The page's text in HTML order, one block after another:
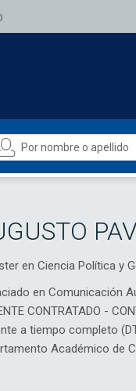
en Ciencia Política y
en Comunicación
CONTRATADO -
a tiempo completo
Académico de